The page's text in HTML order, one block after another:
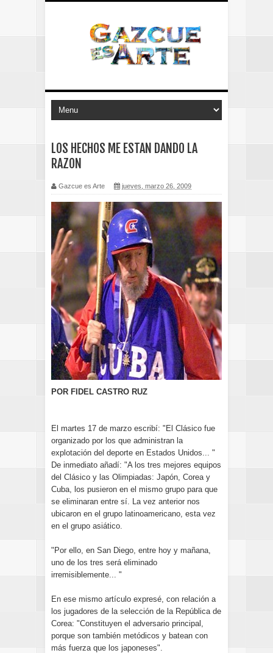
LOS HECHOS ME ESTAN DANDO LA
RAZON
Gazcue es Arte jueves, marzo 26, 2009
POR FIDEL CASTRO RUZ
El martes 17 de marzo escribí: "El Clásico fue
organizado por los que administran la
explotación del deporte en Estados Unidos... "
De inmediato añadí: "A los tres mejores equipos
del Clásico y las Olimpiadas: Japón, Corea y
Cuba, los pusieron en el mismo grupo para que
se eliminaran entre sí. La vez anterior nos
ubicaron en el grupo latinoamericano, esta vez
en el grupo asiático.
"Por ello, en San Diego, entre hoy y mañana,
uno de los tres será eliminado
irremisiblemente... "
En ese mismo artículo expresé, con relación a
los jugadores de la selección de la República de
Corea: "Constituyen el adversario principal,
porque son también metódicos y batean con
más fuerza que los japoneses".